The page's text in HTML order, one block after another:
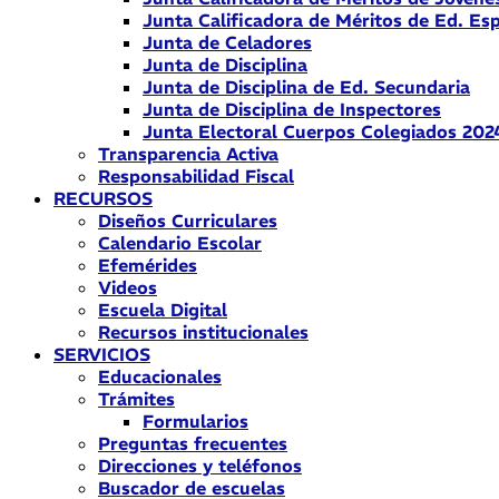
Junta Calificadora de Méritos de Ed.
Junta de Celadores
Junta de Disciplina
Junta de Disciplina de Ed. Secundaria
Junta de Disciplina de Inspectores
Junta Electoral Cuerpos Colegiados
Transparencia Activa
Responsabilidad Fiscal
RECURSOS
Diseños Curriculares
Calendario Escolar
Efemérides
Videos
Escuela Digital
Recursos institucionales
SERVICIOS
Educacionales
Trámites
Formularios
Preguntas frecuentes
Direcciones y teléfonos
Buscador de escuelas